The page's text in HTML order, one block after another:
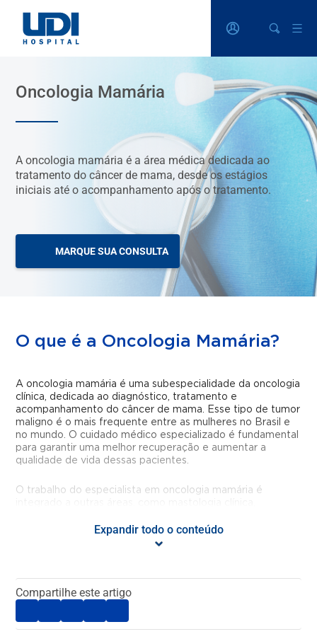
Oncologia Mamária
A oncologia mamária é a área médica dedicada ao
tratamento do câncer de mama, desde os estágios
iniciais até o acompanhamento após o tratamento.
MARQUE SUA CONSULTA
O que é a Oncologia Mamária?
A oncologia mamária é uma subespecialidade da oncologia
clínica, dedicada ao diagnóstico, tratamento e
acompanhamento do câncer de mama. Esse tipo de tumor
maligno é o mais frequente entre as mulheres no Brasil e
no mundo. O cuidado médico especializado é fundamental
para garantir uma melhor recuperação e aumentar a
qualidade de vida dessas pacientes.
O trabalho do especialista em oncologia mamária é
cuidado multidisciplinar, integral e mais eficiente.
Mamária cuida de quê?
Este profissional é responsável por acompanhar casos de
Expandir todo o conteúdo
Compartilhe este artigo